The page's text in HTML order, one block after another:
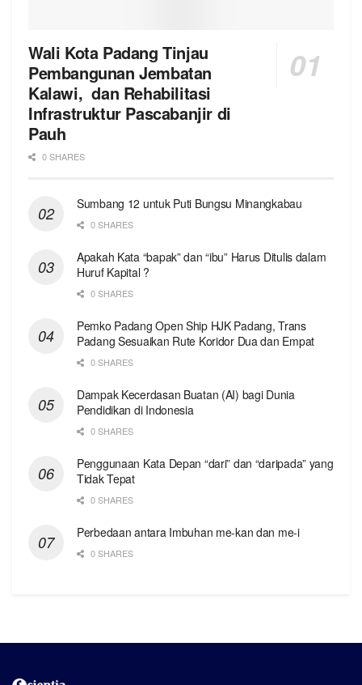
Wali Kota Padang Tinjau
Pembangunan Jembatan
Kalawi, dan Rehabilitasi
Infrastruktur Pascabanjir di
Pauh
0 SHARES
Sumbang 12 untuk Puti Bungsu Minangkabau
0 SHARES
Apakah Kata “bapak” dan “ibu” Harus Ditulis dalam
Huruf Kapital ?
0 SHARES
Pemko Padang Open Ship HJK Padang, Trans
Padang Sesuaikan Rute Koridor Dua dan Empat
0 SHARES
Dampak Kecerdasan Buatan (AI) bagi Dunia
Pendidikan di Indonesia
0 SHARES
Penggunaan Kata Depan “dari” dan “daripada” yang
Tidak Tepat
0 SHARES
Perbedaan antara Imbuhan me-kan dan me-i
0 SHARES